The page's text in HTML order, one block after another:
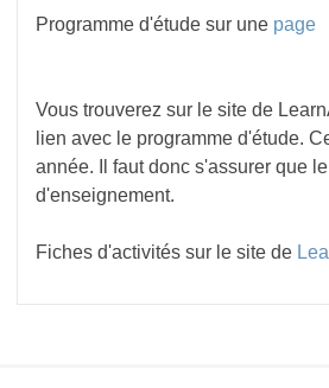
Programme d'étude sur une page
Vous trouverez sur le site de
lien avec le programme d'étude.
année. Il faut donc s'assurer que
d'enseignement.
Fiches d'activités sur le site de